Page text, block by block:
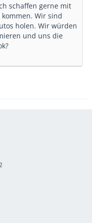
schaffen gerne mit
Wir sind
holen. Wir würden
und uns die